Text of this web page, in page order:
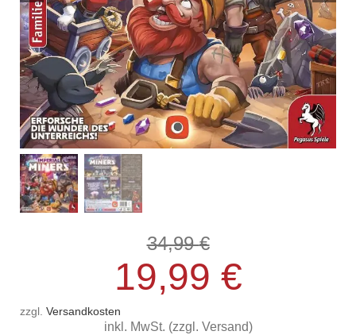
34,99€
Preis
19,99 €
Aktueller
Preis
zzgl. Versandkosten
inkl. MwSt. (zzgl. Versand)